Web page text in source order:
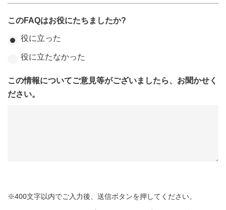
このFAQはお役にたちましたか?
役に立った
役に立たなかった
この情報についてご意見等がございましたら、お聞かせく
ださい。
※400文字以内でご入力後、送信ボタンを押してください。